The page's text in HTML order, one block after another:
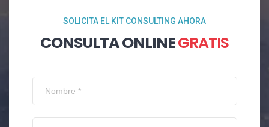
SOLICITA EL KIT CONSULTING AHORA
CONSULTA ONLINEGRATIS